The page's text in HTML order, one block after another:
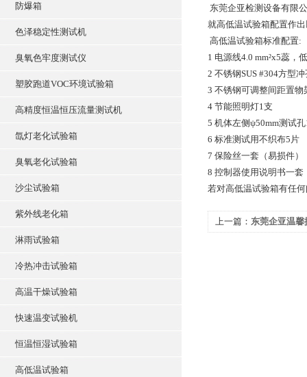
防爆箱
色泽稳定性测试机
臭氧色牢度测试仪
塑胶跑道VOC环境试验箱
高精度恒温恒压流量测试机
氙灯老化试验箱
臭氧老化试验箱
沙尘试验箱
紫外线老化箱
淋雨试验箱
冷热冲击试验箱
高温干燥试验箱
快速温变试验机
恒温恒湿试验箱
高低温试验箱
东莞企亚检测设备有限
就高低温试验箱配置作
高低温试验箱标准配置:
1 电源线4.0 mm²x5蕊，
2 不锈钢SUS #304方型
3 不锈钢可调整间距置物
4 节能照明灯1支
5 机体左侧ψ50mm测试
6 标准测试用不织布5片
7 保险丝一套（易损件）
8 控制器使用说明书一套
若对高低温试验箱有任
上一篇： 东莞企亚温馨